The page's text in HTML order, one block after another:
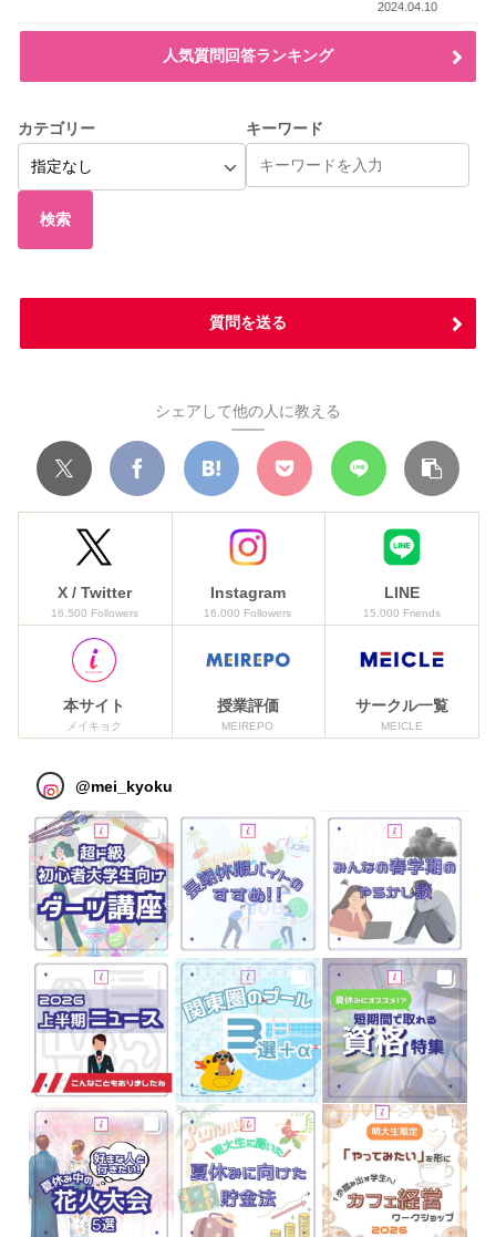
2024.04.10
人気質問回答ランキング
カテゴリー キーワード
検索
質問を送る
シェアして他の人に教える
X / Twitter
16,500 Followers
Instagram
16,000 Followers
LINE
15,000 Friends
本サイト
メイキョク
授業評価
MEIREPO
サークル一覧
MEICLE
@mei_kyoku